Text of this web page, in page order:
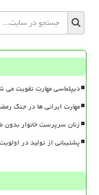
دیپلماسی مهارت تقویت می
مهارت ایرانی ها در جنگ
زنان سرپرست خانوار بدون
پشتیبانی از تولید در